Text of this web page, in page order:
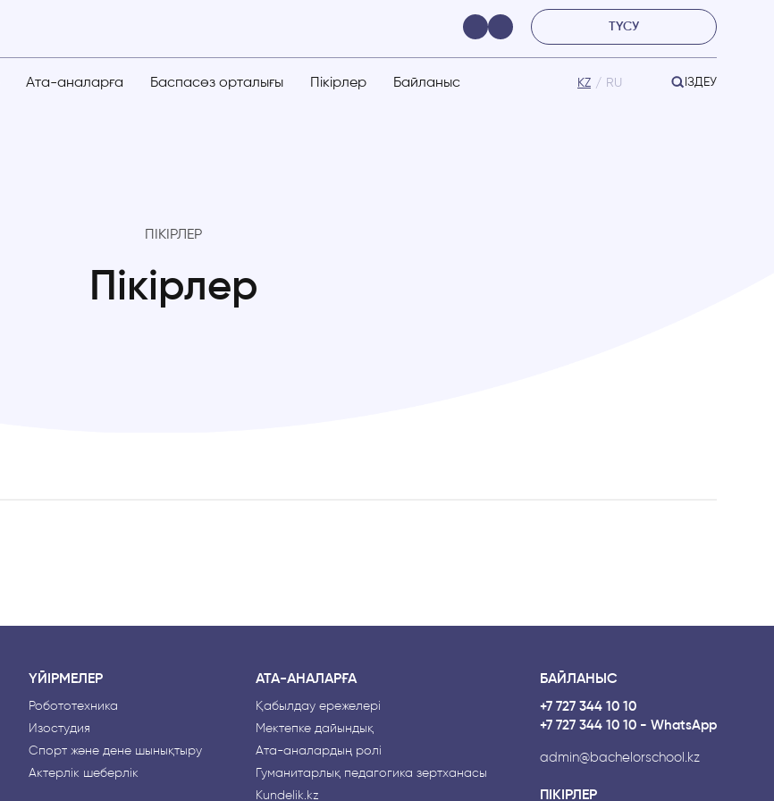
ТҮСУ
Ата-аналарға Баспасөз орталығы Пікірлер Байланыс KZ RU ІЗДЕУ
ПІКІРЛЕР
Пікірлер
ҮЙІРМЕЛЕР
Робототехника
Изостудия
Спорт және дене шынықтыру
Актерлік шеберлік
АТА-АНАЛАРҒА
Қабылдау ережелері
Мектепке дайындық
Ата-аналардың рөлі
Гуманитарлық педагогика зертханасы
Kundelik.kz
БАЙЛАНЫС
+7 727 344 10 10
+7 727 344 10 10 - WhatsApp
admin@bachelorschool.kz
ПІКІРЛЕР